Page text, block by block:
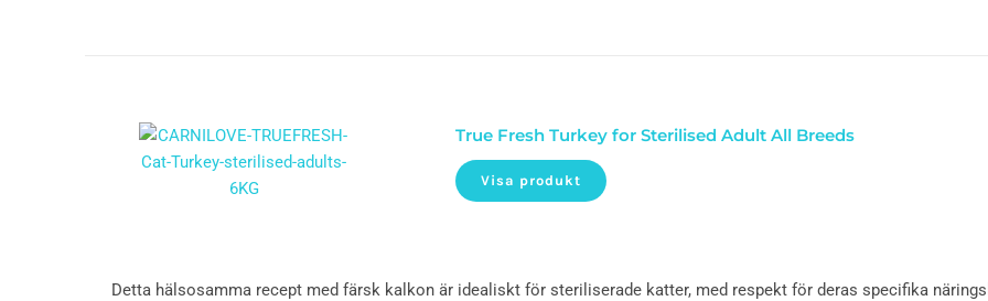
True Fresh Turkey for Sterilised Adult All Breeds
Visa produkt
Detta hälsosamma recept med färsk kalkon är idealiskt för steriliserade katter, med respekt för deras specifika